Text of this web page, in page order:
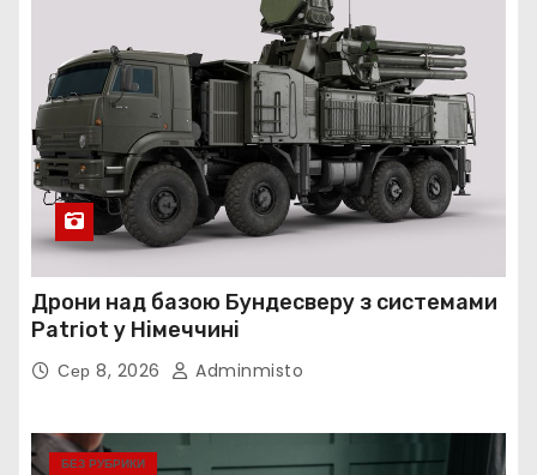
Дрони над базою Бундесверу з системами
Patriot у Німеччині
Сер 8, 2026 Adminmisto
БЕЗ РУБРИКИ